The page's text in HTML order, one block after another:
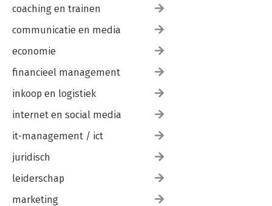
coaching en trainen
communicatie en media
economie
financieel management
inkoop en logistiek
internet en social media
it-management / ict
juridisch
leiderschap
marketing